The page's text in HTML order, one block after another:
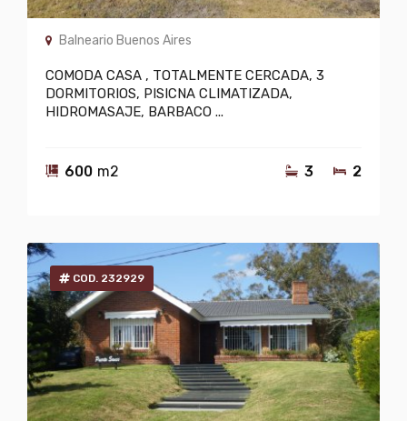
Balneario Buenos Aires
COMODA CASA , TOTALMENTE CERCADA, 3
DORMITORIOS, PISICNA CLIMATIZADA,
HIDROMASAJE, BARBACO ...
600 m2 2
3
COD. 232929